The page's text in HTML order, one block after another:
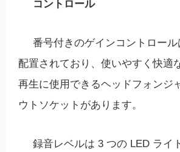
コントロール
番号付きのゲインコントロー
配置されており、使いやすく快適
再生に使用できるヘッドフォンジ
ウトソケットがあります。
録音レベルは 3 つの LED ライ